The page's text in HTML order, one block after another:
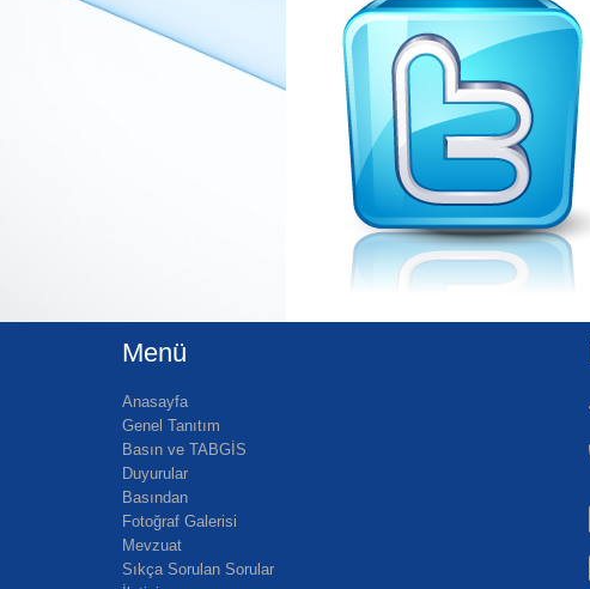
Menü
Anasayfa
Genel Tanıtım
Basın ve TABGİS
Duyurular
Basından
Fotoğraf Galerisi
Mevzuat
Sıkça Sorulan Sorular